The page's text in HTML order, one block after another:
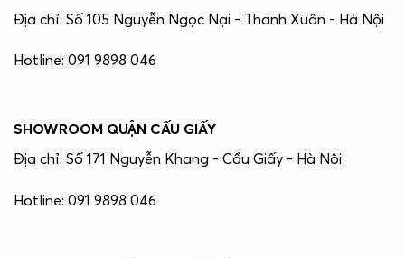
Địa chỉ: Số 105 Nguyễn Ngọc Nại - Thanh Xuân - Hà Nội
Hotline: 091 9898 046
SHOWROOM QUẬN CẤU GIẤY
Địa chỉ: Số 171 Nguyễn Khang - Cầu Giấy - Hà Nội
Hotline: 091 9898 046